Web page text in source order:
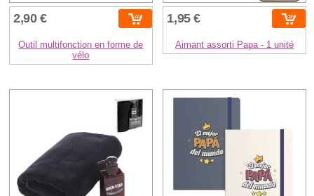
2,90 €
Outil multifonction en forme de
vélo
1,95 €
Aimant assorti Papa - 1 unité